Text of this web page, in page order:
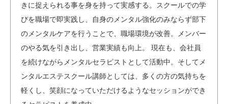
きに捉えられる事を身を持って実感する。スクールでの学
びを職場で即実践し、自身のメンタル強化のみならず部下
のメンタルケアを行うことで、職場環境が改善。メンバー
のやる気を引き出し、営業実績も向上。 現在も、会社員
を続けながらメンタルセラピストとして活動中。そしてメ
ンタルエステスクール講師としては、多くの方の気持ちを
軽くし、笑顔になっていただけるようなセッションができ